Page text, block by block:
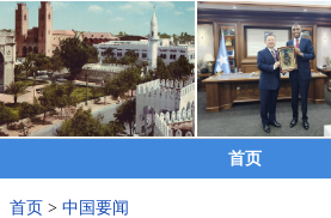
首页
首页 > 中国要闻